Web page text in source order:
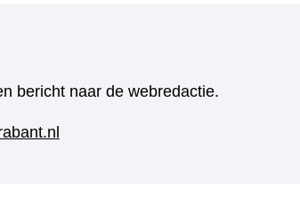
bericht naar de webredactie.